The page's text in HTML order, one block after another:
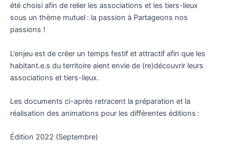
été choisi afin de relier les associations et les tiers-lieux
sous un thème mutuel : la passion à Partageons nos
passions !
L’enjeu est de créer un temps festif et attractif afin que les
habitant.e.s du territoire aient envie de (re)découvrir leurs
associations et tiers-lieux.
Les documents ci-après retracent la préparation et la
réalisation des animations pour les différentes éditions :
Édition 2022 (Septembre)